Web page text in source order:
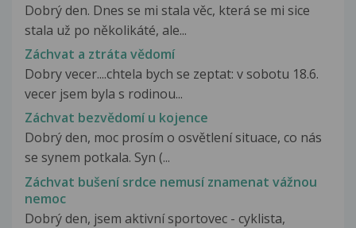
Dobrý den. Dnes se mi stala věc, která se mi sice
stala už po několikáté, ale...
Záchvat a ztráta vědomí
Dobry vecer....chtela bych se zeptat: v sobotu 18.6.
vecer jsem byla s rodinou...
Záchvat bezvědomí u kojence
Dobrý den, moc prosím o osvětlení situace, co nás
se synem potkala. Syn (...
Záchvat bušení srdce nemusí znamenat vážnou
nemoc
Dobrý den, jsem aktivní sportovec - cyklista,